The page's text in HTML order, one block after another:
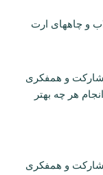
و چاههای ارت
و همفکری
هر چه بهتر
و همفکری